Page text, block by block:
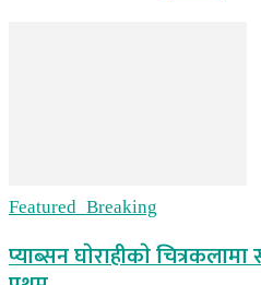
Featured_Breaking
प्याब्सन घाेराहीकाे चित्रकलामा